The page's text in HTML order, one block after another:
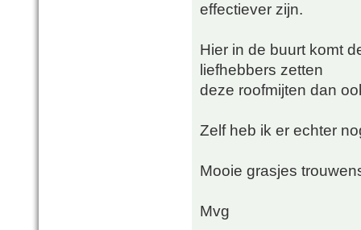
effectiever zijn.
Hier in de buurt komt
liefhebbers zetten
deze roofmijten dan
Zelf heb ik er echter
Mooie grasjes
Mvg